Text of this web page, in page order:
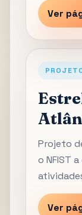
Ver
Projeto
o NFIST
Ver